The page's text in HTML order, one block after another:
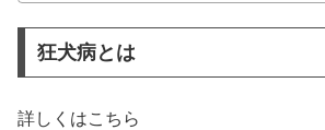
狂犬病とは
詳しくはこちら